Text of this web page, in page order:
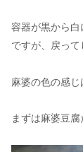
容器が黒から
ですが、戻って
麻婆の色の感じ
まずは麻婆豆腐